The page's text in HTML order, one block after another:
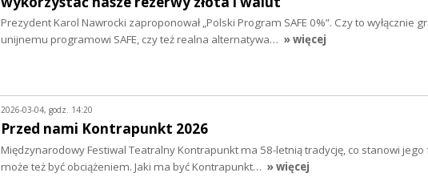
Prezydent Karol Nawrocki zaproponował „Polski Program SAFE 0%”. Czy to wyłącznie
unijnemu programowi SAFE, czy też realna alternatywa… » więcej
2026-03-04, godz. 14:20
Przed nami Kontrapunkt 2026
Międzynarodowy Festiwal Teatralny Kontrapunkt ma 58-letnią tradycję, co stanowi
może też być obciążeniem. Jaki ma być Kontrapunkt… » więcej